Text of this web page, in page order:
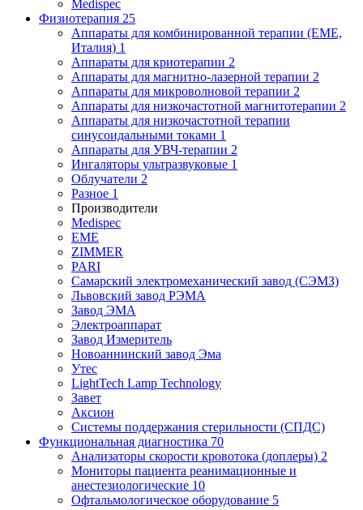
Medispec
Физиотерапия 25
Аппараты для комбинированной терапии (EME,
Италия) 1
Аппараты для криотерапии 2
Аппараты для магнитно-лазерной терапии 2
Аппараты для микроволновой терапии 2
Аппараты для низкочастотной магнитотерапии 2
Аппараты для низкочастотной терапии
синусоидальными токами 1
Аппараты для УВЧ-терапии 2
Ингаляторы ультразвуковые 1
Облучатели 2
Разное 1
Производители
Medispec
EME
ZIMMER
PARI
Самарский электромеханический завод (СЭМЗ)
Львовский завод РЭМА
Завод ЭМА
Электроаппарат
Завод Измеритель
Новоаннинский завод Эма
Утес
LightTech Lamp Technology
Завет
Аксион
Системы поддержания стерильности (СПДС)
Функциональная диагностика 70
Анализаторы скорости кровотока (доплеры) 2
Мониторы пациента реанимационные и
анестезиологические 10
Офтальмологическое оборудование 5